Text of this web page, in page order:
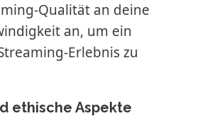
Qualität an deine
an, um ein
Erlebnis zu
ethische Aspekte